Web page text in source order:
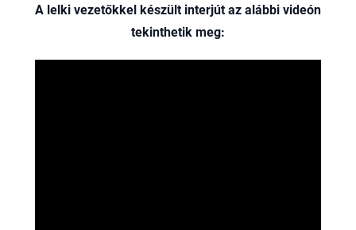
A lelki vezetőkkel készült interjút az alábbi videón
tekinthetik meg: